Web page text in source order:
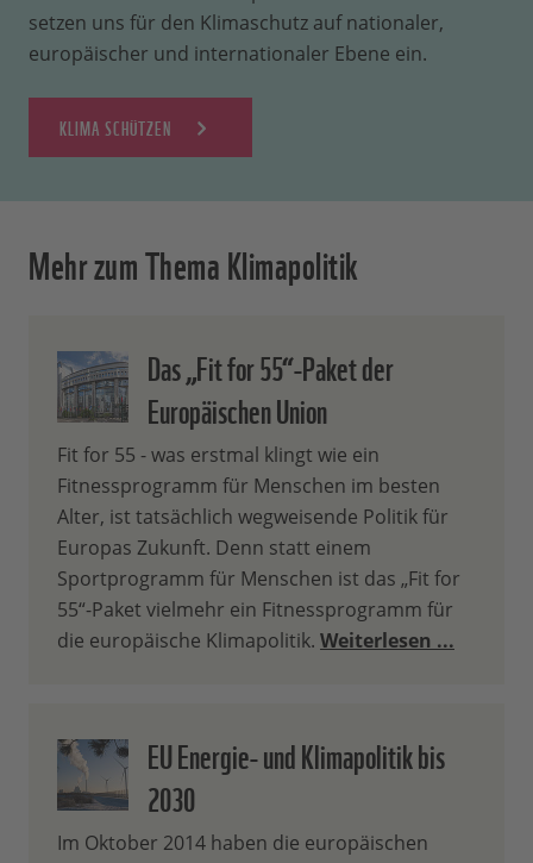
später zu löschen.
Zudem bedarf es der Einführung
CO2-Preisabsturz zu vermeiden, und
Bezug auf klimafreundliche
langfristig die richtigen
Investitionsentscheidungen zu treffen
konsequente Anwendung des
dass der Verursacher für die Emissionen
Ganzes.“
die Fehlanreize durch die kostenlose
Zuteilung im ETS reduziert und die
Industrieschneller klimaneutral
werden:
DieÜberschneidungzwischen
dem CBAM und der freien
Zuteilung im ETS in einer
Übergangszeit von zehn Jahren,
wie es die Kommission
vorschlägt, muss beseitigt
Die kostenlose Zuteilung sollte
anBedingungen
werden. Unternehmen, welche
setzen uns für den Klimaschutz auf nationaler,
europäischer und internationaler Ebene ein.
KLIMA SCHÜTZEN
Mehr zum Thema Klimapolitik
Das „Fit for 55“-Paket der
Europäischen Union
Fit for 55 - was erstmal klingt wie ein
Fitnessprogramm für Menschen im besten
Alter, ist tatsächlich wegweisende Politik für
Europas Zukunft. Denn statt einem
Sportprogramm für Menschen ist das „Fit for
55“-Paket vielmehr ein Fitnessprogramm für
die europäische Klimapolitik. Weiterlesen ...
EU Energie- und Klimapolitik bis
2030
Im Oktober 2014 haben die europäischen